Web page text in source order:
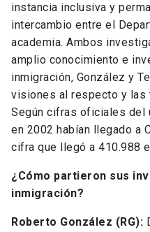
instancia inclusiva y
intercambio entre el
academia. Ambos
amplio conocimiento e
inmigración, González y
visiones al respecto y las
Según cifras oficiales del
en 2002 habían llegado a
cifra que llegó a 410.988
¿Cómo partieron sus
inmigración?
Roberto González (RG):